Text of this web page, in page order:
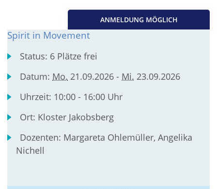
ANMELDUNG MÖGLICH
Spirit in Movement
Status: 6 Plätze frei
Datum: Mo. 21.09.2026 - Mi. 23.09.2026
Uhrzeit: 10:00 - 16:00 Uhr
Ort: Kloster Jakobsberg
Dozenten: Margareta Ohlemüller, Angelika
Nichell